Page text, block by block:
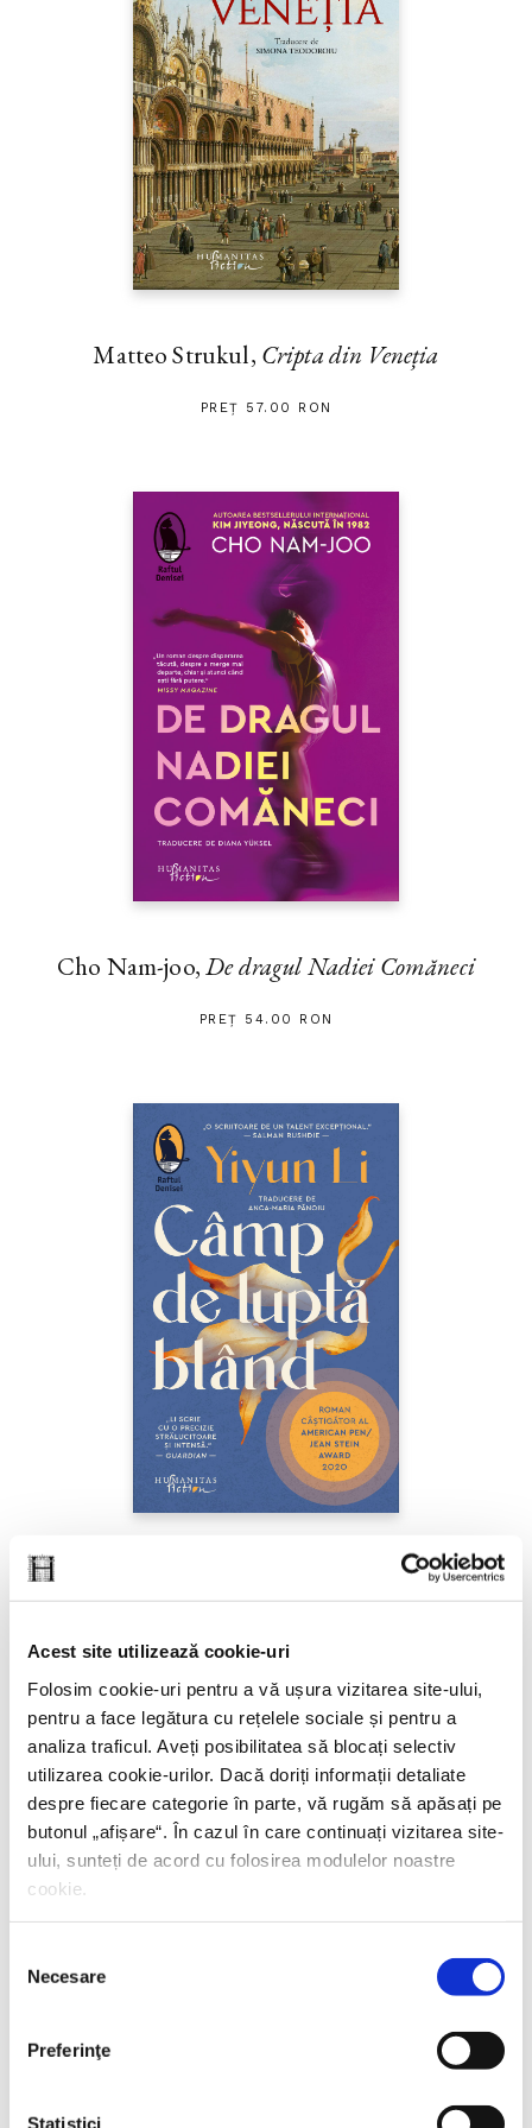
Acest site utilizează cookie-uri
Folosim cookie-uri pentru a vă ușura vizitarea site-ului,
pentru a face legătura cu rețelele sociale și pentru a
analiza traficul. Aveți posibilitatea să blocați selectiv
utilizarea cookie-urilor. Dacă doriți informații detaliate
despre fiecare categorie în parte, vă rugăm să apăsați pe
butonul „ afișare“. În cazul în care continuați vizitarea site-
ului, sunteți de acord cu folosirea modulelor noastre
cookie.
consimțământului
Necesare
Preferinţe
Statistici
Matteo Strukul, Cripta din Veneția
PREȚ 57.00 RON
Cho Nam-joo,De dragul Nadiei Comăneci
PREȚ 54.00 RON
Câmp de luptă blând